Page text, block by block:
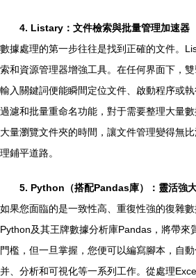
4. Listary：文件檢索與批量管理加速器
數據處理的第一步往往是找到正確的文件。
索和資源管理器增強工具。在任何界面下，
輸入關鍵詞便能瞬間定位文件、啟動程序或
過濾和批量重命名功能，對于需要整理大量
大量瀏覽文件夾的時間，讓文件管理變得無
理鋪平道路。
5. Python（搭配Pandas庫）：靈活強
如果您面臨的是一致性高、重復性強的復雜
Python及其王牌數據分析庫Pandas，將帶來
門檻，但一旦掌握，您便可以編寫腳本，自
并、分析和可視化等一系列工作。從處理